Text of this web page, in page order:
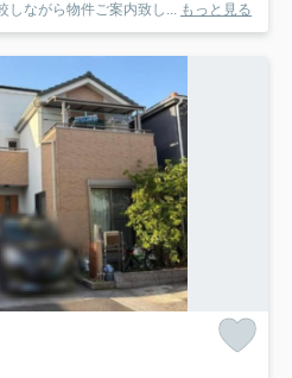
しながら物件ご案内致し... もっと見る